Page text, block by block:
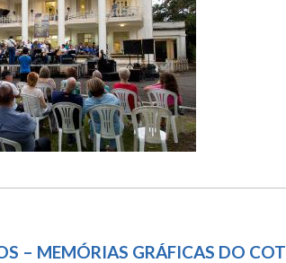
– MEMÓRIAS GRÁFICAS DO